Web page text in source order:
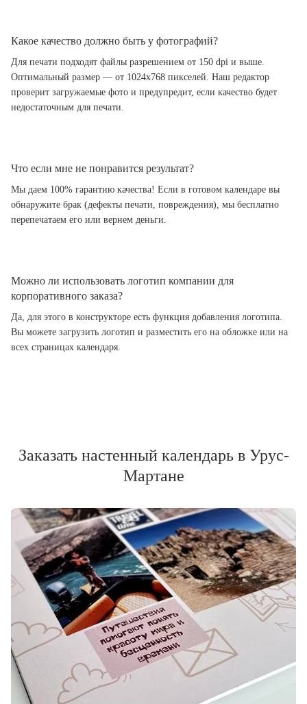
Какое качество должно быть у фотографий?
Для печати подходят файлы разрешением от 150 dpi и выше.
Оптимальный размер — от 1024x768 пикселей. Наш редактор
проверит загружаемые фото и предупредит, если качество будет
недостаточным для печати.
Что если мне не понравится результат?
Мы даем 100% гарантию качества! Если в готовом календаре вы
обнаружите брак (дефекты печати, повреждения), мы бесплатно
перепечатаем его или вернем деньги.
Можно ли использовать логотип компании для
корпоративного заказа?
Да, для этого в конструкторе есть функция добавления логотипа.
Вы можете загрузить логотип и разместить его на обложке или на
всех страницах календаря.
Заказать настенный календарь в Урус-
Мартане